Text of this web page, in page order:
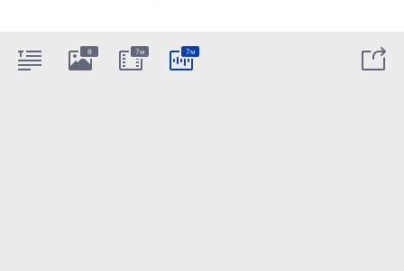
8 7м 7м